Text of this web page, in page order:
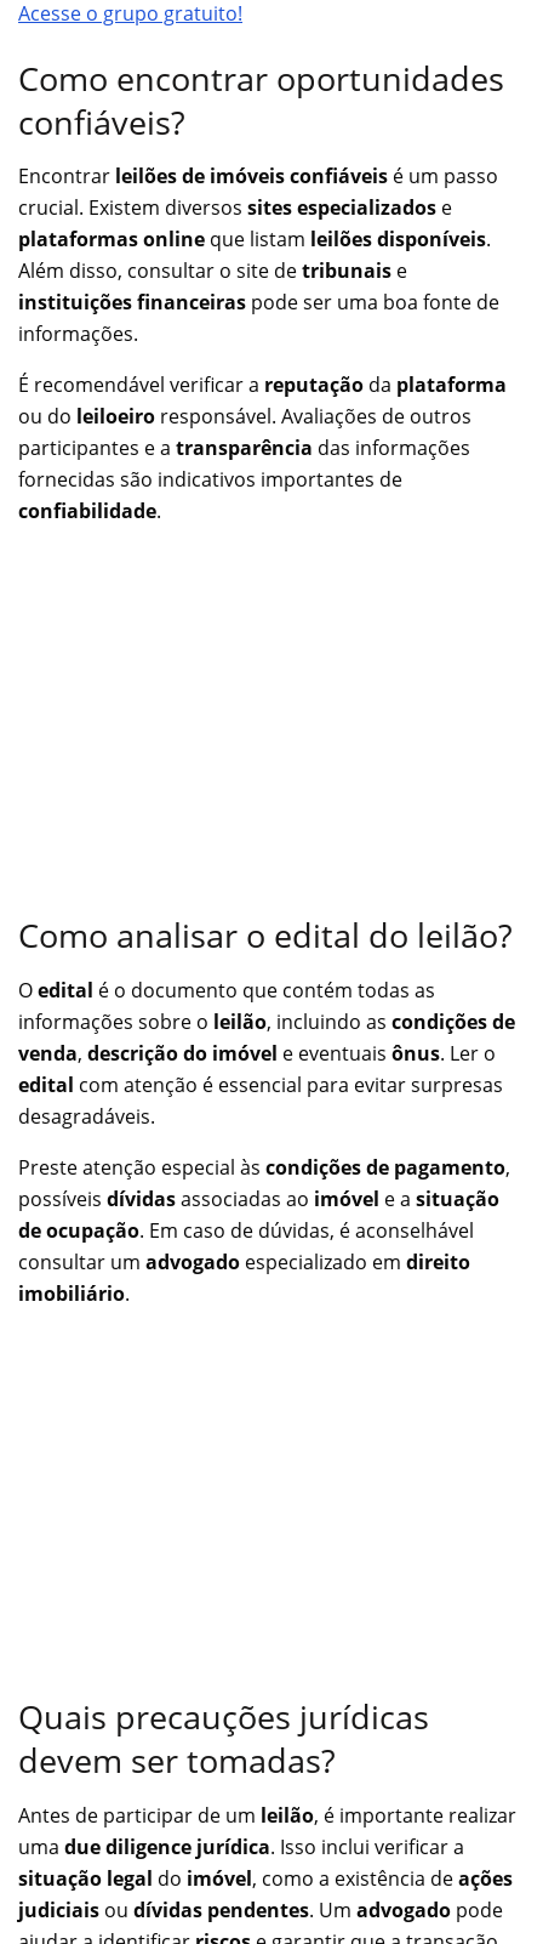
Acesse o grupo gratuito!
Como encontrar oportunidades
confiáveis?
Encontrar leilões de imóveis confiáveis é um passo
crucial. Existem diversos sites especializados e
plataformas online que listam leilões disponíveis.
Além disso, consultar o site detribunais e
instituições financeiras pode ser uma boa fonte de
informações.
É recomendável verificar a reputação da plataforma
ou do leiloeiro responsável. Avaliações de outros
participantes e a transparência das informações
fornecidas são indicativos importantes de
confiabilidade.
Como analisar o edital do leilão?
Oedital é o documento que contém todas as
informações sobre o leilão, incluindo as condições de
venda, descrição do imóvel e eventuais ônus. Ler o
edital com atenção é essencial para evitar surpresas
desagradáveis.
Preste atenção especial às condições de pagamento,
possíveis dívidasassociadas ao imóvel e a situação
de ocupação. Em caso de dúvidas, é aconselhável
consultar um advogado especializado em direito
imobiliário.
Quais precauções jurídicas
devem ser tomadas?
Antes de participar de um leilão, é importante realizar
uma due diligence jurídica. Isso inclui verificar a
situação legal do imóvel, como a existência deações
judiciais ou dívidas pendentes. Um advogado pode